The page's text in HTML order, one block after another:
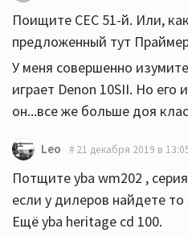
Поищите СЕС 51-й. Или,
предложенный тут
У меня совершенно
играет Denon 10SII. Но его
он...все же больше доя
Leo 21 декабря 2019 в
Потщите yba wm202 ,
если у дилеров найдете
Ещё yba heritage cd 100.